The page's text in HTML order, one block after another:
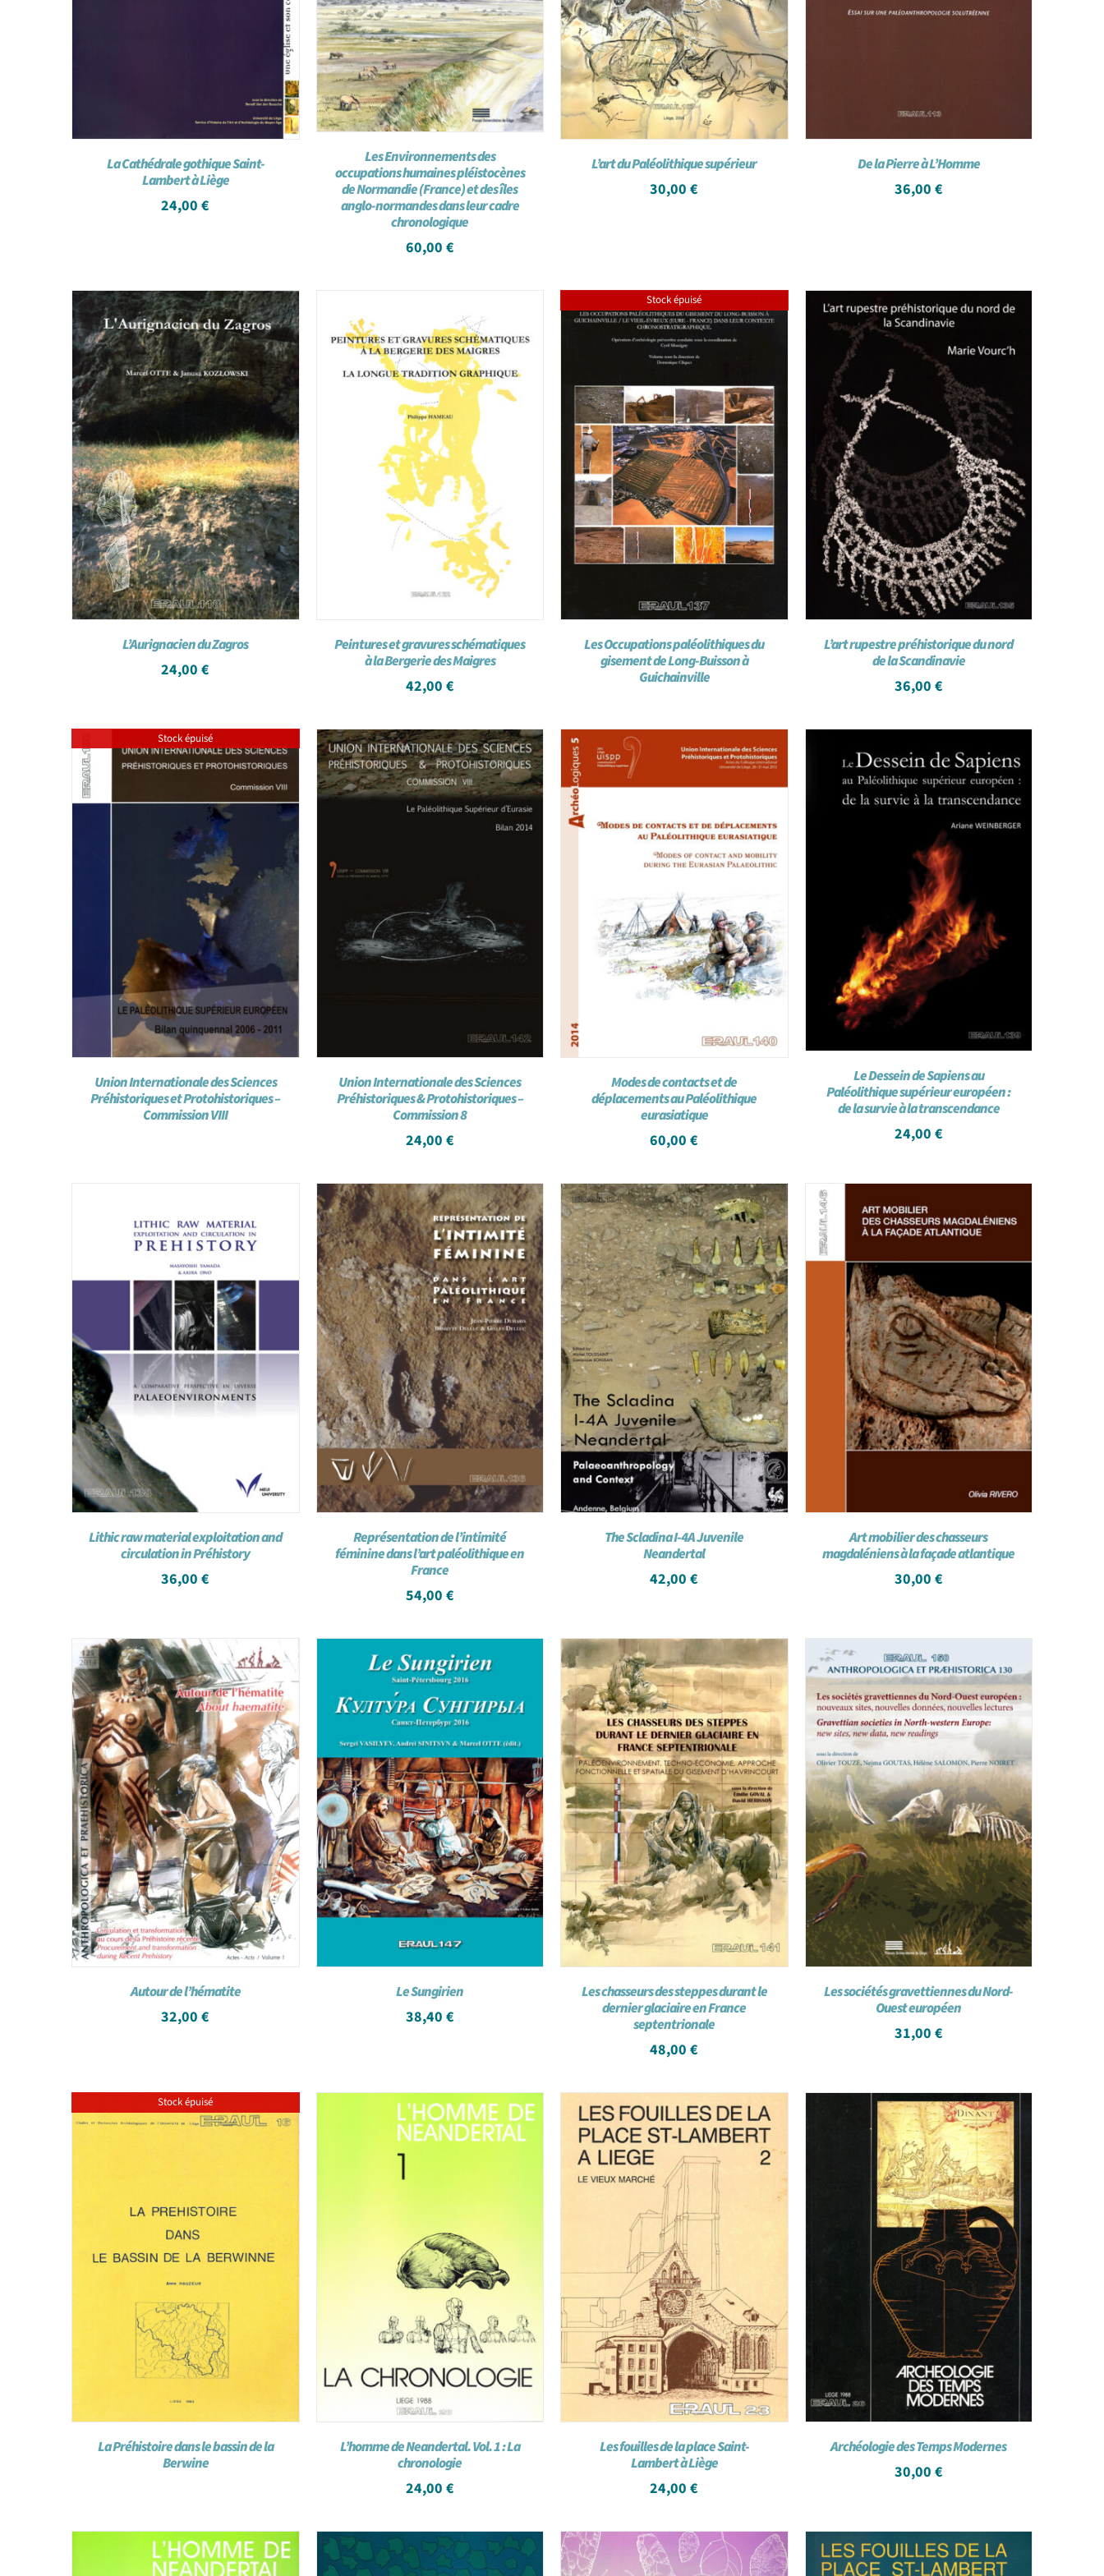
La Cathédrale gothique Saint-
Lambert à Liège
24,00€
Les Environnements des
occupations humaines pléistocènes
de Normandie (France) et des îles
anglo-normandes dans leur cadre
chronologique
60,00 €
L’art du Paléolithique supérieur
30,00€
De la Pierre à L’Homme
36,00 €
L’Aurignacien du Zagros
24,00€
Peintures et gravures schématiques
à la Bergerie des Maigres
42,00 €
Stock épuisé
Les Occupations paléolithiques du
gisement de Long-Buisson à
Guichainville
L’art rupestre préhistorique du nord
de la Scandinavie
36,00 €
Stock épuisé
Union Internationale des Sciences
Préhistoriques et Protohistoriques –
Commission VIII
Union Internationale des Sciences
Préhistoriques & Protohistoriques –
Commission 8
24,00 €
Modes de contacts et de
déplacements au Paléolithique
eurasiatique
60,00€
Le Dessein de Sapiens au
Paléolithique supérieur européen :
de la survie à la transcendance
24,00 €
Lithic raw material exploitation and
circulation in Préhistory
36,00€
Représentation de l’intimité
féminine dans l’art paléolithique en
France
54,00 €
The Scladina I-4A Juvenile
Neandertal
42,00€
Art mobilier des chasseurs
magdaléniens à la façade atlantique
30,00 €
Autour de l’hématite
32,00€
Le Sungirien
38,40 €
Les chasseurs des steppes durant le
dernier glaciaire en France
septentrionale
48,00€
Les sociétés gravettiennes du Nord-
Ouest européen
31,00 €
Stock épuisé
La Préhistoire dans le bassin de la
Berwine
L’homme de Neandertal. Vol. 1 : La
chronologie
24,00 €
Les fouilles de la place Saint-
Lambert à Liège
24,00€
Archéologie des Temps Modernes
30,00 €